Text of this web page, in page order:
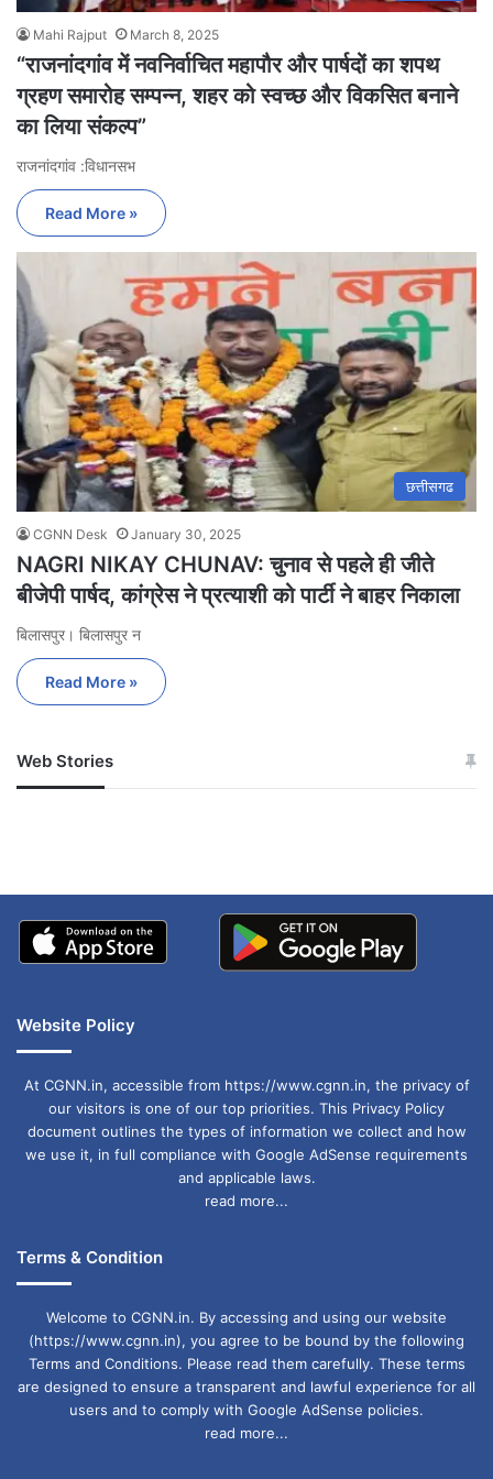
Mahi Rajput March 8, 2025
“राजनांदगांव में नवनिर्वाचित महापौर और पार्षदों का शपथ
ग्रहण समारोह सम्पन्न, शहर को स्वच्छ और विकसित बनाने
का लिया संकल्प”
राजनांदगांव :विधानसभ
Read More »
छत्तीसगढ
CGNN Desk January 30, 2025
NAGRI NIKAY CHUNAV: चुनाव से पहले ही जीते
बीजेपी पार्षद, कांग्रेस ने प्रत्याशी को पार्टी ने बाहर निकाला
बिलासपुर। बिलासपुर न
Read More »
Web Stories
जम्मू-कश्मीर में बारिश से
अपडेट
खाई में धक्का… आरोपियों ने
Website Policy
At CGNN.in, accessible from https://www.cgnn.in, the privacy of
our visitors is one of our top priorities. This Privacy Policy
document outlines the types of information we collect and how
we use it, in full compliance with Google AdSense requirements
and applicable laws.
read more...
Terms & Condition
Welcome to CGNN.in. By accessing and using our website
(https://www.cgnn.in), you agree to be bound by the following
Terms and Conditions. Please read them carefully. These terms
are designed to ensure a transparent and lawful experience for all
users and to comply with Google AdSense policies.
read more...